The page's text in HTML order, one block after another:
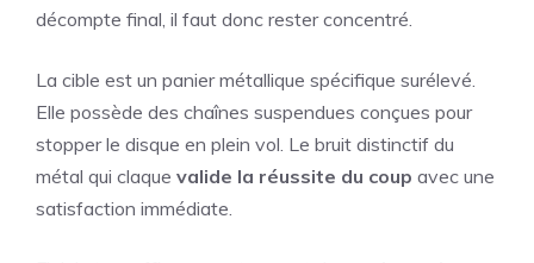
décompte final, il faut donc rester concentré.
La cible est un panier métallique spécifique surélevé.
Elle possède des chaînes suspendues conçues pour
stopper le disque en plein vol. Le bruit distinctif du
métal qui claque valide la réussite du coup avec une
satisfaction immédiate.